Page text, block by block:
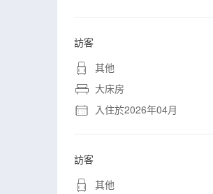
訪客
其他
大床房
入住於2026年04月
訪客
其他